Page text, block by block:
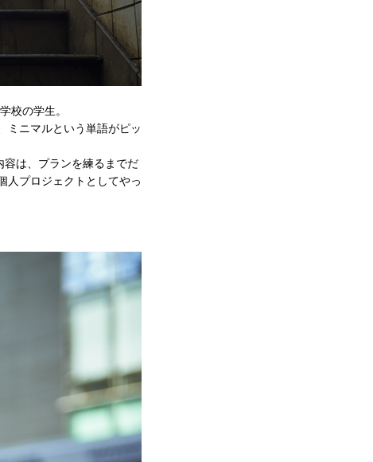
校の学生。
ミニマルという単語がピッ
容は、プランを練るまでだ
人プロジェクトとしてやっ